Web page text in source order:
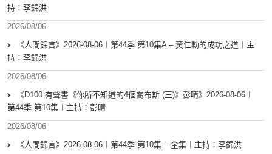
持：李錦洪
2026/08/06
《人間錦言》2026-08-06︱第44季 第10集A – 黃仁勳的成功之道︱主
持：李錦洪
2026/08/06
《D100 有聲書《你所不知道的4個喬布斯 (三)》彭晴》2026-08-06︱
第44季 第10集︱主持：彭晴
2026/08/06
《人間錦言》2026-08-06︱第44季 第10集 – 全集︱主持：李錦洪